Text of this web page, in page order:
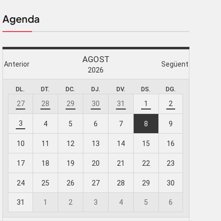
Agenda
butlletí
al nostre
importa.